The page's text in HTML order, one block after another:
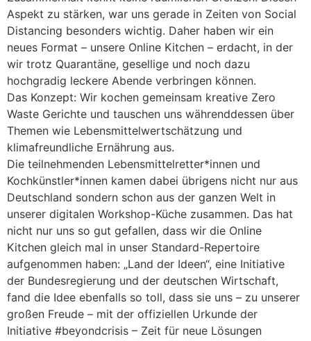
Aspekt zu stärken, war uns gerade in Zeiten von Social
Distancing besonders wichtig. Daher haben wir ein
neues Format – unsere Online Kitchen – erdacht, in der
wir trotz Quarantäne, gesellige und noch dazu
hochgradig leckere Abende verbringen können.
Das Konzept: Wir kochen gemeinsam kreative Zero
Waste Gerichte und tauschen uns währenddessen über
Themen wie Lebensmittelwertschätzung und
klimafreundliche Ernährung aus.
Die teilnehmenden Lebensmittelretter*innen und
Kochkünstler*innen kamen dabei übrigens nicht nur aus
Deutschland sondern schon aus der ganzen Welt in
unserer digitalen Workshop-Küche zusammen. Das hat
nicht nur uns so gut gefallen, dass wir die Online
Kitchen gleich mal in unser Standard-Repertoire
aufgenommen haben: „Land der Ideen“, eine Initiative
der Bundesregierung und der deutschen Wirtschaft,
fand die Idee ebenfalls so toll, dass sie uns – zu unserer
großen Freude – mit der offiziellen Urkunde der
Initiative #beyondcrisis – Zeit für neue Lösungen